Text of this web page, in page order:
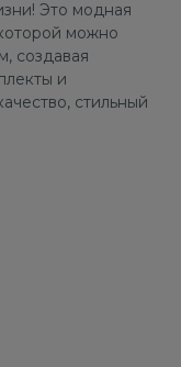
Это модная
можно
создавая
и
стильный